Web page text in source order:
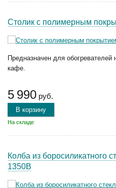
Столик с полимерным
Предназначен для
кафе.
5 990 руб.
В корзину
На складе
Колба из боросиликатного
1350B